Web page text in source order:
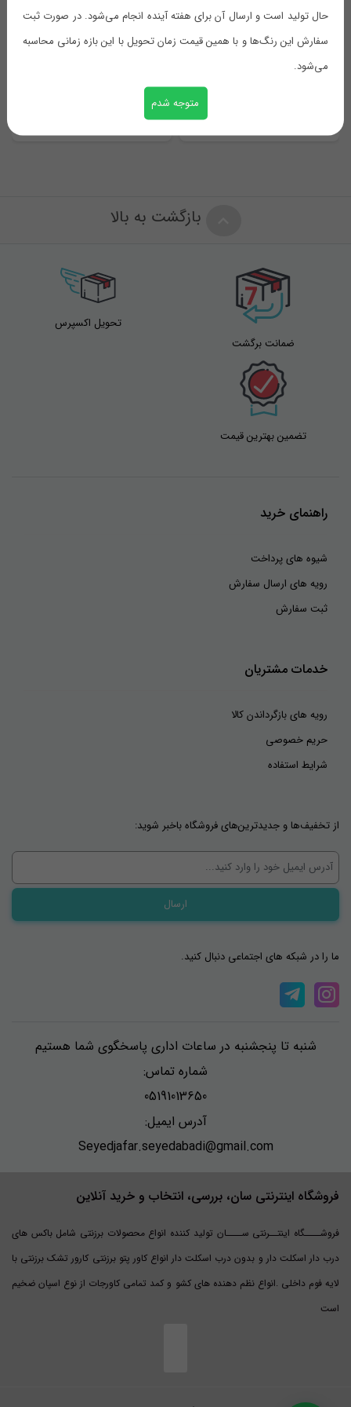
حال تولید است و ارسال آن برای هفته آینده انجام می‌شود. در صورت ثبت
سفارش این رنگ‌ها و با همین قیمت زمان تحویل با این بازه زمانی محاسبه
می‌شود.
متوجه شدم
امتیاز شما
بازگشت به بالا
ضمانت برگشت
تحویل اکسپرس
تضمین بهترین قیمت
راهنمای خرید
شیوه های پرداخت
رویه های ارسال سفارش
ثبت سفارش
خدمات مشتریان
رویه های بازگرداندن کالا
حریم خصوصی
شرایط استفاده
از تخفیف‌ها و جدیدترین‌های فروشگاه باخبر شوید:
ما را در شبکه های اجتماعی دنبال کنید.
شنبه تا پنجشنبه در ساعات اداری پاسخگوی شما هستیم
شماره تماس:
05191013650
آدرس ایمیل:
Seyedjafar.seyedabadi@gmail.com
فروشگاه اینترنتی سان، بررسی، انتخاب و خرید آنلاین
فروشــــگاه اینتــرنتی ســــان تولید کننده انواع محصولات برزنتی شامل باکس های
درب دار اسکلت دار و بدون درب اسکلت دار انواع کاور پتو برزنتی کارور تشک برزنتی با
لایه فوم داخلی .انواع نظم دهنده های کشو و کمد تمامی کاورجات از نوع اسپان ضخیم
است